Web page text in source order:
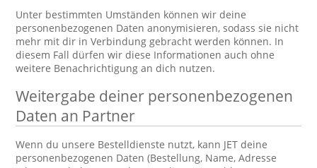
Unter bestimmten Umständen können wir deine
personenbezogenen Daten anonymisieren, sodass sie nicht
mehr mit dir in Verbindung gebracht werden können. In
diesem Fall dürfen wir diese Informationen auch ohne
weitere Benachrichtigung an dich nutzen.
Weitergabe deiner personenbezogenen
Daten an Partner
Wenn du unsere Bestelldienste nutzt, kann JET deine
personenbezogenen Daten (Bestellung, Name, Adresse